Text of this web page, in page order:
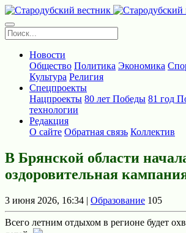
Новости
Общество Политика Экономика
Культура Религия
Спецпроекты
Нацпроекты 80 лет Победы 81 год
технологии
Редакция
О сайте Обратная связь Коллектив
В Брянской области
оздоровительная
3 июня 2026, 16:34 | Образование 105
Всего летним отдыхом в регионе будет